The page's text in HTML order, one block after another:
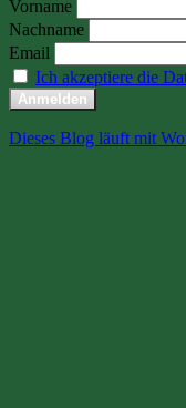
Vorname
Nachname
Email
Ich akzeptiere die
Dieses Blog läuft mit